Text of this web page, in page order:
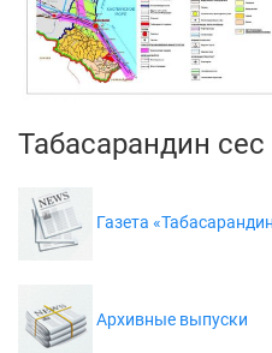
Табасарандин сес
Газета
Архивные выпуски